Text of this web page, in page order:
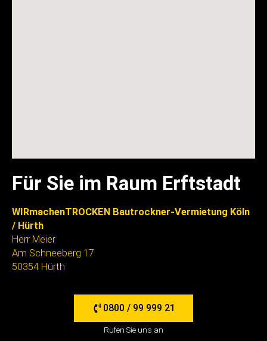
Für Sie im Raum Erftstadt
WIRmachenTROCKEN Bautrockner-Vermietung Köln
/ Hürth
Herr Meier
Am Schneeberg 17
50354 Hürth
0800 / 99 999 21
Rufen Sie uns an